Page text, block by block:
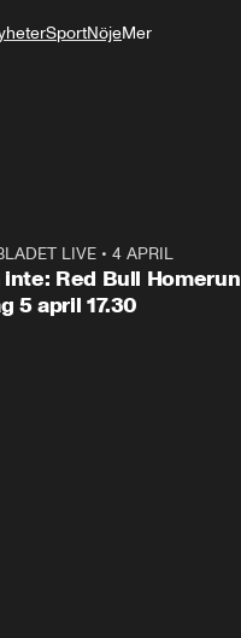
SportNöjeMer
LIVE •4 APRIL
Red Bull Homerun
5 april 17.30